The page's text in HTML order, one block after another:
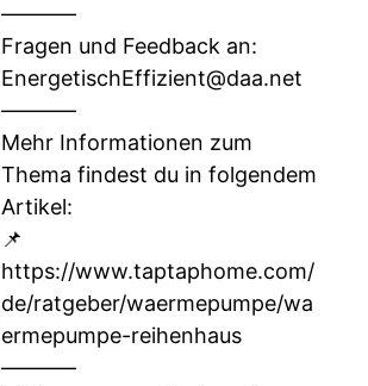
–––––––
Fragen und Feedback an:
EnergetischEffizient@daa.net
–––––––
Mehr Informationen zum
Thema findest du in folgendem
Artikel:
📌
https://www.taptaphome.com/
de/ratgeber/waermepumpe/wa
ermepumpe-reihenhaus
–––––––